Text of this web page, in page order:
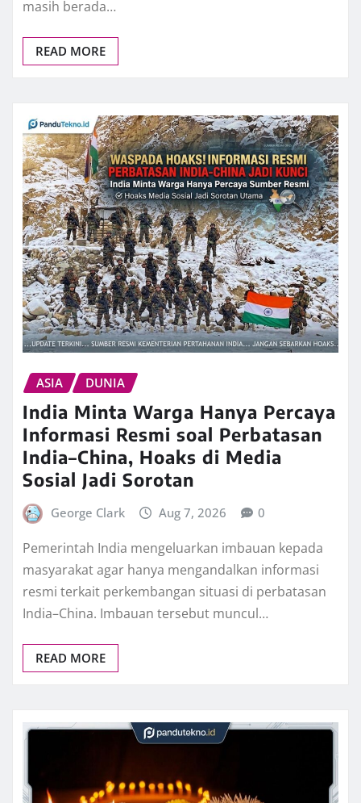
masih berada…
READ MORE
ASIA DUNIA
India Minta Warga Hanya Percaya
Informasi Resmi soal Perbatasan
India–China, Hoaks di Media
Sosial Jadi Sorotan
George Clark Aug 7, 2026 0
Pemerintah India mengeluarkan imbauan kepada
masyarakat agar hanya mengandalkan informasi
resmi terkait perkembangan situasi di perbatasan
India–China. Imbauan tersebut muncul…
READ MORE